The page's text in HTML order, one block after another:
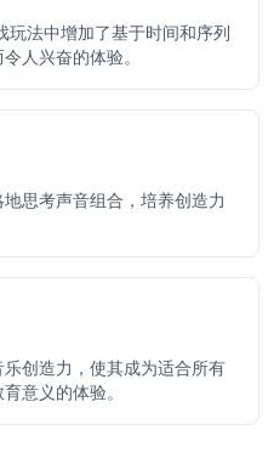
玩法中增加了基于时间和序列
人兴奋的体验。
思考声音组合，培养创造力
创造力，使其成为适合所有
意义的体验。